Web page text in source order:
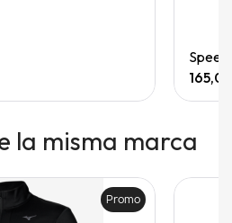
la misma marca
Promo